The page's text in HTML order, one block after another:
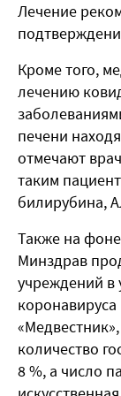
Лечение
Кроме того,
лечению
печени
отмечают
таким
билирубина,
Также на
Минздрав
учреждений в
коронавируса
количество
8 %, а число